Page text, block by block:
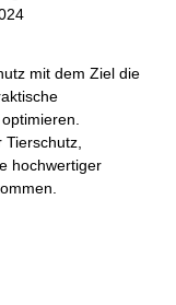
mit dem Ziel die
hochwertiger